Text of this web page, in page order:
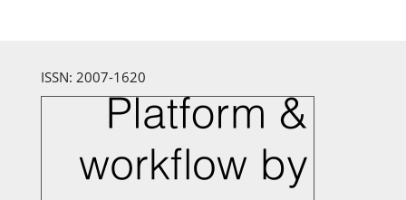
ISSN: 2007-1620